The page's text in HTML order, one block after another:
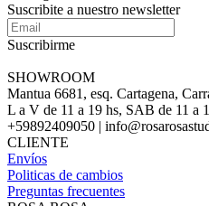
Suscribite a nuestro newsletter
Suscribirme
SHOWROOM
Mantua 6681, esq. Cartagena,
L a V de 11 a 19 hs, SAB de 11 a
+59892409050 |
CLIENTE
Envíos
Politicas de cambios
Preguntas frecuentes